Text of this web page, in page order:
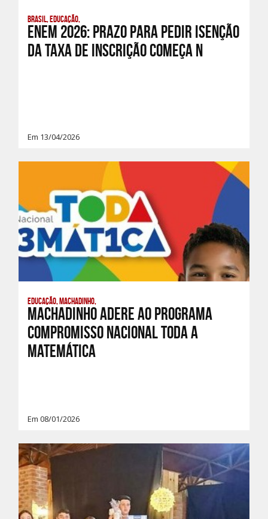
Brasil, Educação,
Enem 2026: prazo para pedir isenção
da taxa de inscrição começa n
Em 13/04/2026
Educação, Machadinho,
Machadinho adere ao Programa
Compromisso Nacional Toda a
Matemática
Em 08/01/2026